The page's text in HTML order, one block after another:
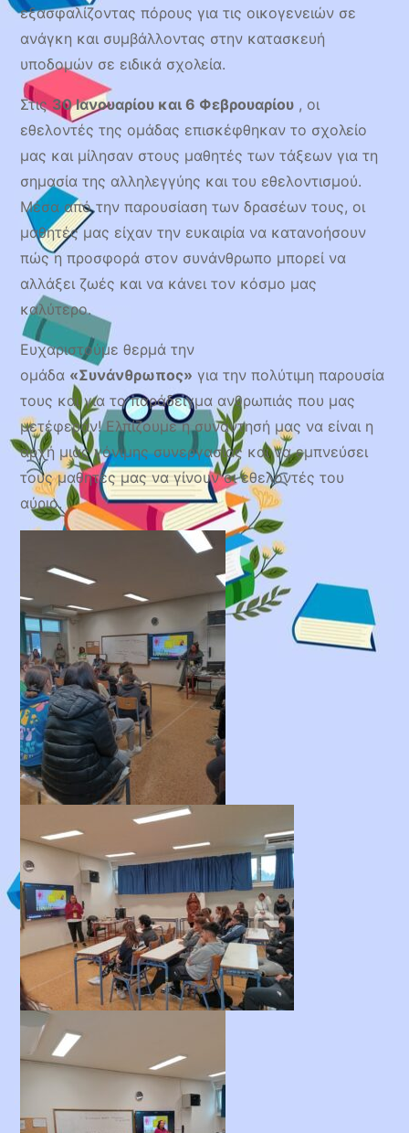
εξασφαλίζοντας πόρους για τις οικογενειών σε
ανάγκη και συμβάλλοντας στην κατασκευή
υποδομών σε ειδικά σχολεία.
Στις30 Ιανουαρίου και 6 Φεβρουαρίου , οι
εθελοντές της ομάδας επισκέφθηκαν το σχολείο
μας και μίλησαν στους μαθητές των τάξεων για τη
σημασία της αλληλεγγύης και του εθελοντισμού.
Μέσα από την παρουσίαση των δρασέων τους, οι
μαθητές μας είχαν την ευκαιρία να κατανοήσουν
πώς η προσφορά στον συνάνθρωπο μπορεί να
αλλάξει ζωές και να κάνει τον κόσμο μας
καλύτερο.
Ευχαριστούμε θερμά την
ομάδα «Συνάνθρωπος» για την πολύτιμη παρουσία
τους και για το παράδειγμα ανθρωπιάς που μας
μετέφεραν! Ελπίζουμε η συνάντησή μας να είναι η
αρχή μιας γόνιμης συνεργασίας και να εμπνεύσει
τους μαθητές μας να γίνουν οι εθελοντές του
αύριο.